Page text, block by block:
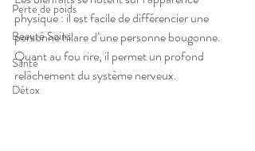
Perte de poids
Beauté Soins
Santé
Détox
physique : il est facile de différencier une
personne hilare d’une personne bougonne.
Quant au fou rire, il permet un profond
relâchement du système nerveux.